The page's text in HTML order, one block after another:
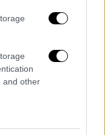
and other
φέρεται
ξημερώματα
τόσο η